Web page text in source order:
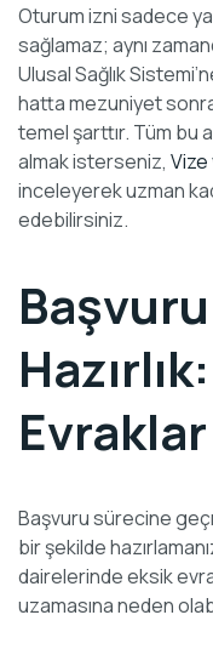
Oturum izni sadece
sağlamaz; aynı
Ulusal Sağlık
hatta mezuniyet
temel şarttır. Tüm bu
almak isterseniz, Vize
inceleyerek uzman
edebilirsiniz.
Başvuru sürecine
bir şekilde
dairelerinde eksik
uzamasına neden